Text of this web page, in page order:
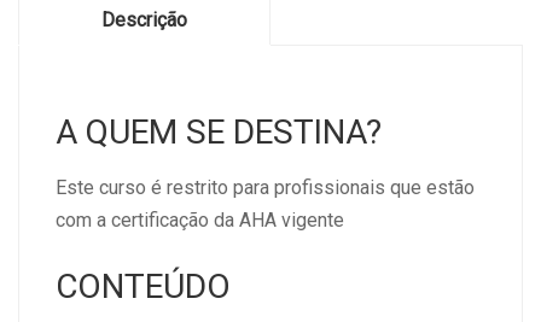
Descrição
A QUEM SE DESTINA?
Este curso é restrito para profissionais que estão
com a certificação da AHA vigente
CONTEÚDO